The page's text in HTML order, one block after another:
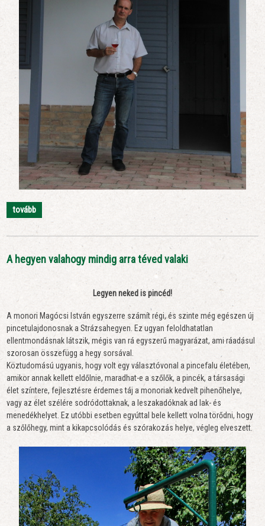
tovább
A hegyen valahogy mindig arra téved valaki
Legyen neked is pincéd!
A monori Magócsi István egyszerre számít régi, és szinte még egészen új
pincetulajdonosnak a Strázsahegyen. Ez ugyan feloldhatatlan
ellentmondásnak látszik, mégis van rá egyszerű magyarázat, ami ráadásul
szorosan összefügg a hegy sorsával.
Köztudomású ugyanis, hogy volt egy választóvonal a pincefalu életében,
amikor annak kellett eldőlnie, maradhat-e a szőlők, a pincék, a társasági
élet színtere, fejlesztésre érdemes táj a monoriak kedvelt pihenőhelye,
vagy az élet szélére sodródottaknak, a leszakadóknak ad lak- és
menedékhelyet. Ez utóbbi esetben egyúttal bele kellett volna törődni, hogy
a szőlőhegy, mint a kikapcsolódás és szórakozás helye, végleg elveszett.